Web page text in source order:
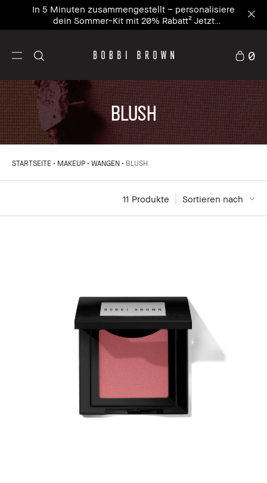
In 5 Minuten zusammengestellt – personalisiere
dein Sommer-Kit mit 20% Rabatt² Jetzt
personalisieren
0
BLUSH
STARTSEITE MAKEUP WANGEN BLUSH
Sortieren nach
11 Produkte